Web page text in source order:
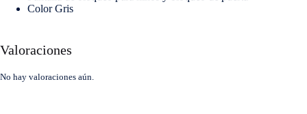
Color Gris
Valoraciones
No hay valoraciones aún.